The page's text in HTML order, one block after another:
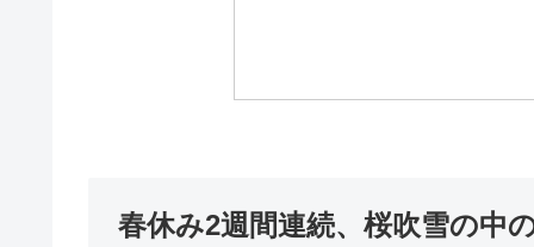
春休み2週間連続、桜吹雪の中